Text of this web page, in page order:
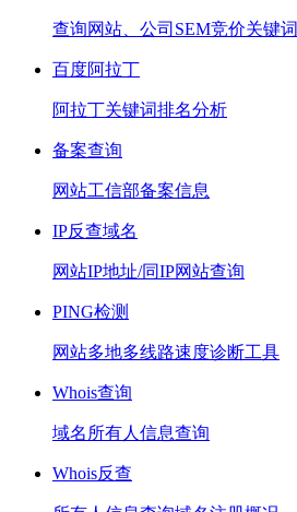
查询网站、公司SEM竞价关键词
百度阿拉丁
阿拉丁关键词排名分析
备案查询
网站工信部备案信息
IP反查域名
网站IP地址/同IP网站查询
PING检测
网站多地多线路速度诊断工具
Whois查询
域名所有人信息查询
Whois反查